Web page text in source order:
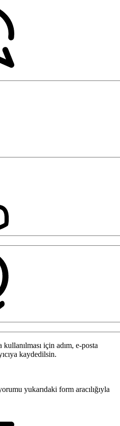
için adım, e-posta
kaydedilsin.
yukarıdaki form aracılığıyla